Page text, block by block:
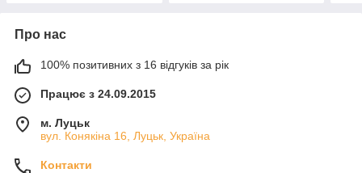
Про нас
100% позитивних з 16 відгуків за рік
Працює з 24.09.2015
м. Луцьк
вул. Конякіна 16, Луцьк, Україна
Контакти